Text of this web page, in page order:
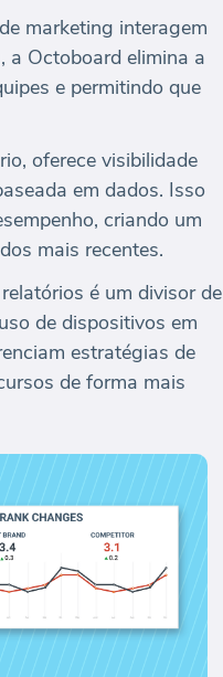
marketing interagem
a Octoboard elimina a
e permitindo que
oferece visibilidade
em dados. Isso
criando um
mais recentes.
é um divisor de
de dispositivos em
estratégias de
de forma mais